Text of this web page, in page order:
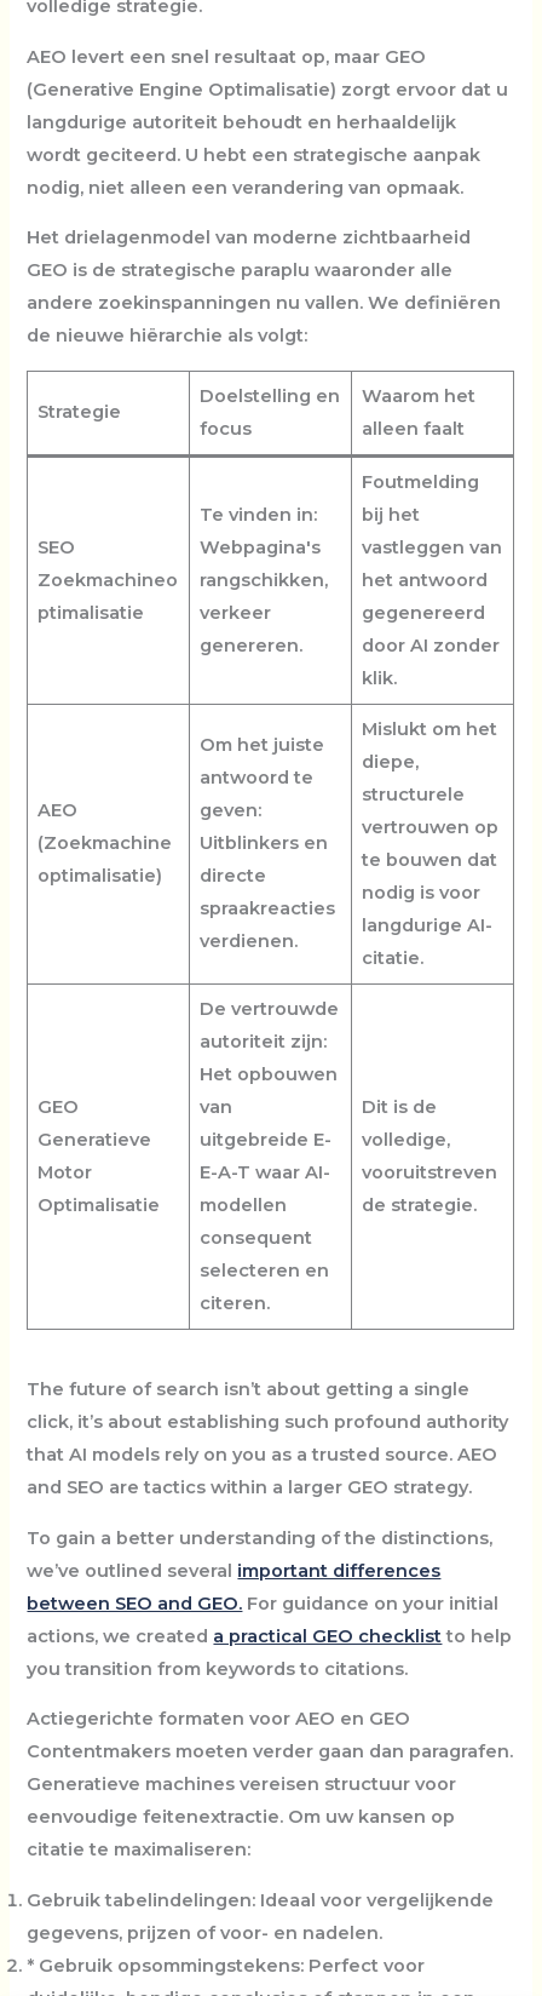
volledige strategie.
AEO levert een snel resultaat op, maar GEO
(Generative Engine Optimalisatie) zorgt ervoor dat u
langdurige autoriteit behoudt en herhaaldelijk
wordt geciteerd. U hebt een strategische aanpak
nodig, niet alleen een verandering van opmaak.
Het drielagenmodel van moderne zichtbaarheid
GEO is de strategische paraplu waaronder alle
andere zoekinspanningen nu vallen. We definiëren
de nieuwe hiërarchie als volgt:
Strategie
Doelstelling en
focus
Waarom het
alleen faalt
SEO
Zoekmachineo
ptimalisatie
Te vinden in:
Webpagina's
rangschikken,
verkeer
genereren.
Foutmelding
bij het
vastleggen van
het antwoord
gegenereerd
door AI zonder
klik.
AEO
(Zoekmachine
optimalisatie)
Om het juiste
antwoord te
geven:
Uitblinkers en
directe
spraakreacties
verdienen.
Mislukt om het
diepe,
structurele
vertrouwen op
te bouwen dat
nodig is voor
langdurige AI-
citatie.
GEO
Generatieve
Motor
Optimalisatie
De vertrouwde
autoriteit zijn:
Het opbouwen
van
uitgebreide E-
E-A-T waar AI-
modellen
consequent
selecteren en
citeren.
Dit is de
volledige,
vooruitstreven
de strategie.
The future of search isn’t about getting a single
click, it’s about establishing such profound authority
that AI models rely on you as a trusted source. AEO
and SEO are tactics within a larger GEO strategy.
To gain a better understanding of the distinctions,
we’ve outlined several important differences
between SEO and GEO. For guidance on your initial
actions, we created a practical GEO checklistto help
you transition from keywords to citations.
Actiegerichte formaten voor AEO en GEO
Contentmakers moeten verder gaan dan paragrafen.
Generatieve machines vereisen structuur voor
eenvoudige feitenextractie. Om uw kansen op
citatie te maximaliseren:
Gebruik tabelindelingen: Ideaal voor vergelijkende
gegevens, prijzen of voor- en nadelen.
* Gebruik opsommingstekens: Perfect voor